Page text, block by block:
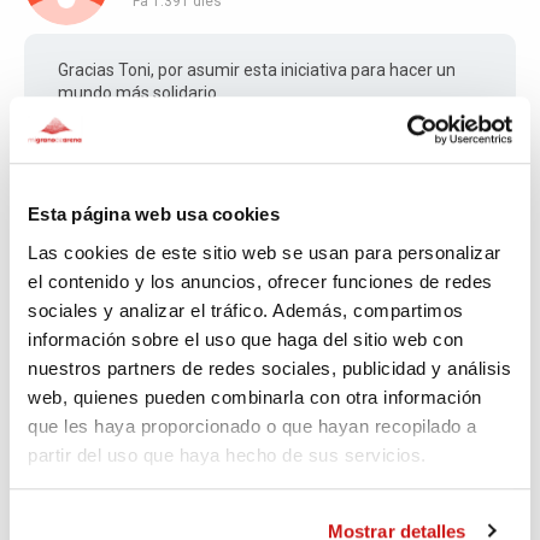
Esta página web usa cookies
Las cookies de este sitio web se usan para personalizar
el contenido y los anuncios, ofrecer funciones de redes
sociales y analizar el tráfico. Además, compartimos
información sobre el uso que haga del sitio web con
nuestros partners de redes sociales, publicidad y análisis
web, quienes pueden combinarla con otra información
que les haya proporcionado o que hayan recopilado a
partir del uso que haya hecho de sus servicios.
Mostrar detalles
Gracias Toni, por asumir esta iniciativa para hacer un
mundo más solidario
Jordi
Vamos Toni a córrer ya queyo estoy de guardia el
proximo año ha ver si me sumo a està iniciativa!
Camila